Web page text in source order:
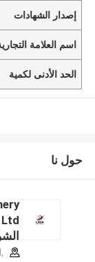
إصدار الشهادات
اسم العلامة
الحد الأدنى لكمية
حول نا